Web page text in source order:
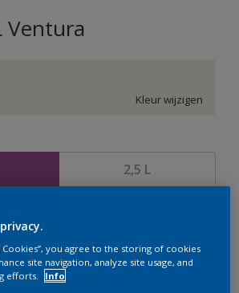
Ventura
Kleur wijzigen
2,5 L
Bereken
Cookies”, you agree to the storing of cookies
site navigation, analyze site usage, and
efforts.
Info